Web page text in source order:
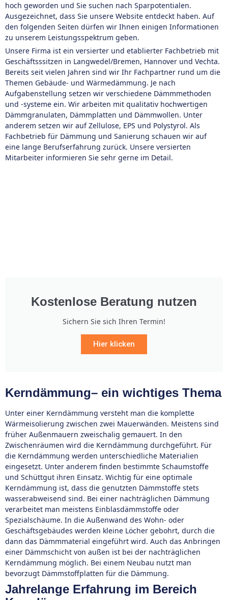
hoch geworden und Sie suchen nach Sparpotentialen.
Ausgezeichnet, dass Sie unsere Website entdeckt haben. Auf
den folgenden Seiten dürfen wir Ihnen einigen Informationen
zu unserem Leistungsspektrum geben.
Unsere Firma ist ein versierter und etablierter Fachbetrieb mit
Geschäftsssitzen in Langwedel/Bremen, Hannover und Vechta.
Bereits seit vielen Jahren sind wir Ihr Fachpartner rund um die
Themen Gebäude- und Wärmedämmung. Je nach
Aufgabenstellung setzen wir verschiedene Dämmmethoden
und -systeme ein. Wir arbeiten mit qualitativ hochwertigen
Dämmgranulaten, Dämmplatten und Dämmwollen. Unter
anderem setzen wir auf Zellulose, EPS und Polystyrol. Als
Fachbetrieb für Dämmung und Sanierung schauen wir auf
eine lange Berufserfahrung zurück. Unsere versierten
Mitarbeiter informieren Sie sehr gerne im Detail.
Kostenlose Beratung nutzen
Sichern Sie sich Ihren Termin!
Hier klicken
Kerndämmung– ein wichtiges Thema
Unter einer Kerndämmung versteht man die komplette
Wärmeisolierung zwischen zwei Mauerwänden. Meistens sind
früher Außenmauern zweischalig gemauert. In den
Zwischenräumen wird die Kerndämmung durchgeführt. Für
die Kerndämmung werden unterschiedliche Materialien
eingesetzt. Unter anderem finden bestimmte Schaumstoffe
und Schüttgut ihren Einsatz. Wichtig für eine optimale
Kerndämmung ist, dass die genutzten Dämmstoffe stets
wasserabweisend sind. Bei einer nachträglichen Dämmung
verarbeitet man meistens Einblasdämmstoffe oder
Spezialschäume. In die Außenwand des Wohn- oder
Geschäftsgebäudes werden kleine Löcher gebohrt, durch die
dann das Dämmmaterial eingeführt wird. Auch das Anbringen
einer Dämmschicht von außen ist bei der nachträglichen
Kerndämmung möglich. Bei einem Neubau nutzt man
bevorzugt Dämmstoffplatten für die Dämmung.
Jahrelange Erfahrung im Bereich